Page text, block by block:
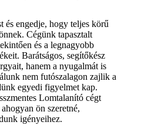
és engedje, hogy teljes körű
Cégünk tapasztalt
és a legnagyobb
Barátságos, segítőkész
hanem a nyugalmát is
nem futószalagon zajlik a
egyedi figyelmet kap.
Lomtalanító cégt
ön szeretné,
igényeihez.